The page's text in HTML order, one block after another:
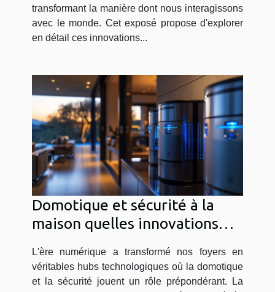
transformant la manière dont nous interagissons
avec le monde. Cet exposé propose d'explorer
en détail ces innovations...
Domotique et sécurité à la
maison quelles innovations
protégé
L'ère numérique a transformé nos foyers en
véritables hubs technologiques où la domotique
et la sécurité jouent un rôle prépondérant. La